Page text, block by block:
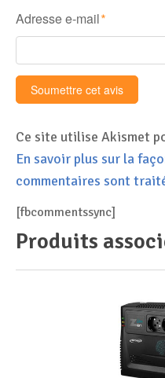
Adresse e-mail *
Ce site utilise Akismet
En savoir plus sur la
commentaires sont
[fbcommentssync]
Produits